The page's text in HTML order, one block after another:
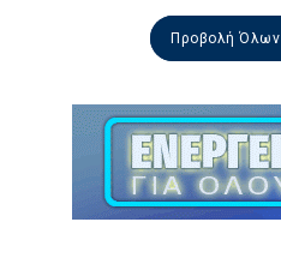
Προβολή Όλων